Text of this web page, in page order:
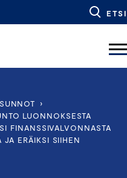
ETSI
›
LUONNOKSESTA
FINANSSIVALVONNASTA
JA ERÄIKSI SIIHEN